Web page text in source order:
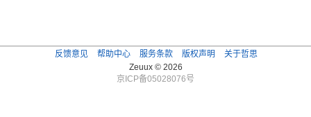
反馈意见 帮助中心 服务条款 版权声明
关于哲思
Zeuux © 2026
京ICP备05028076号